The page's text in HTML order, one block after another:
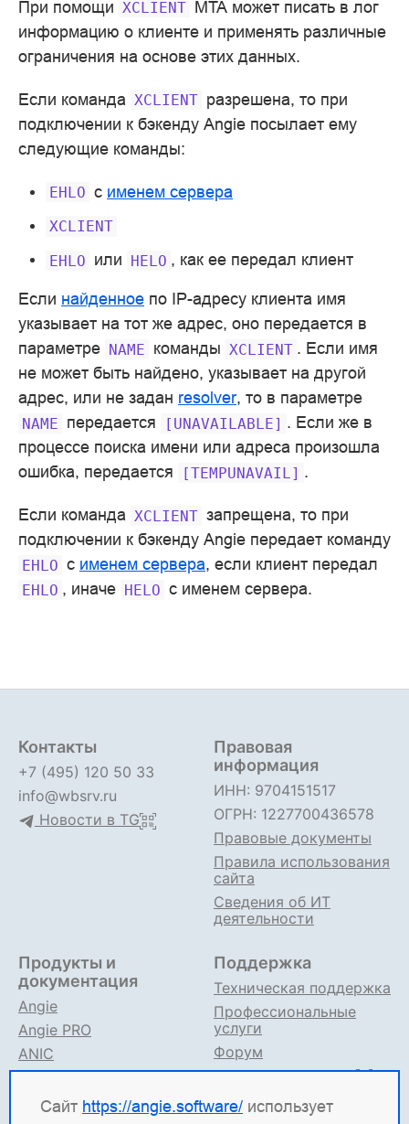
При помощи XCLIENT MTA может писать в лог
информацию о клиенте и применять различные
ограничения на основе этих данных.
Если команда XCLIENT разрешена, то при
подключении к бэкенду Angie посылает ему
следующие команды:
EHLO с именем сервера
XCLIENT
EHLO или HELO , как ее передал клиент
Если найденное по IP-адресу клиента имя
указывает на тот же адрес, оно передается в
параметре NAME команды XCLIENT . Если имя
не может быть найдено, указывает на другой
адрес, или не задан resolver, то в параметре
NAME передается [UNAVAILABLE] . Если же в
процессе поиска имени или адреса произошла
ошибка, передается
[TEMPUNAVAIL] .
Если команда XCLIENT запрещена, то при
подключении к бэкенду Angie передает команду
EHLO с именем сервера, если клиент передал
EHLO , иначе HELO с именем сервера.
Сайт https://angie.software/ использует
Контакты
+7 (495) 120 50 33
info@wbsrv.ru
Новости в TG
Правовая
информация
ИНН: 9704151517
ОГРН: 1227700436578
Правовые документы
Правила использования
сайта
Сведения об ИТ
деятельности
Продукты и
документация
Angie
Angie PRO
ANIC
Angie ADC
Документация
Поддержка
Техническая поддержка
Профессиональные
услуги
Форум
Поддержка в TG